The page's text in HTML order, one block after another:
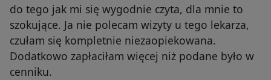
do tego jak mi się wygodnie czyta, dla mnie to
szokujące. Ja nie polecam wizyty u tego lekarza,
czułam się kompletnie niezaopiekowana.
Dodatkowo zapłaciłam więcej niż podane było w
cenniku.